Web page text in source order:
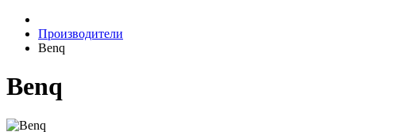
Производители
Benq
Benq